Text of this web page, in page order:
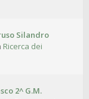
Silandro
Ricerca dei
2^ G.M.